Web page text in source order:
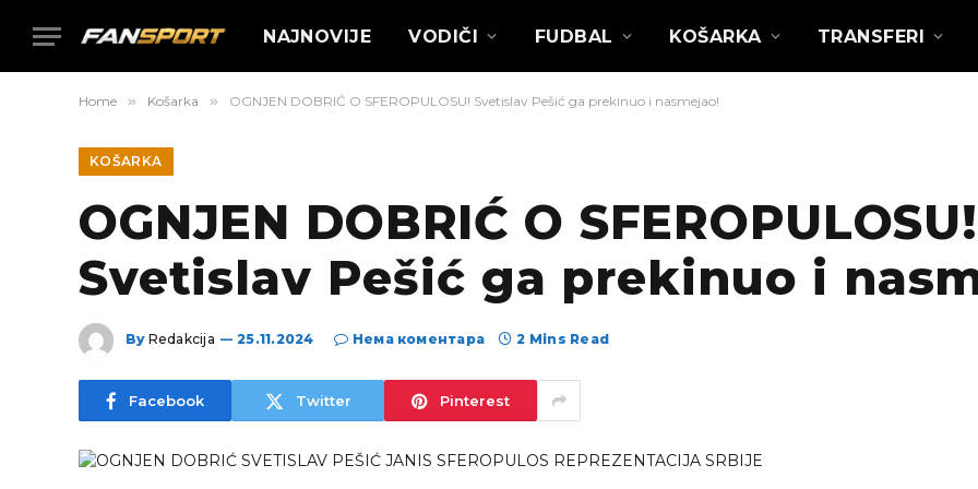
NAJNOVIJE VODIČI FUDBAL KOŠARKA TRANSFERI
Home » Košarka » OGNJEN DOBRIĆ O SFEROPULOSU! Svetislav Pešić ga prekinuo i nasmejao!
KOŠARKA
OGNJEN DOBRIĆ O SFEROPULOSU!
Svetislav Pešić ga prekinuo i
By Redakcija 25.11.2024 Нема коментара 2 Mins Read
Facebook Twitter Pinterest